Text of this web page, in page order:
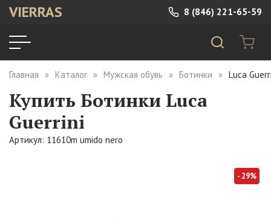
VIERRAS 8 (846) 221-65-59
Главная Каталог Мужская обувь Ботинки Luca
Купить Ботинки Luca
Guerrini
Артикул: 11610m umido nero
- 29%